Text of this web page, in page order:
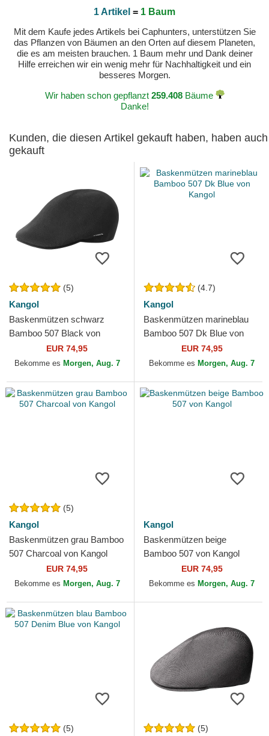
1 Artikel = 1 Baum
Mit dem Kaufe jedes Artikels bei Caphunters, unterstützen Sie
das Pflanzen von Bäumen an den Orten auf diesem Planeten,
die es am meisten brauchen. 1 Baum mehr und Dank deiner
Hilfe erreichen wir ein wenig mehr für Nachhaltigkeit und ein
besseres Morgen.
Wir haben schon gepflanzt 259.408Bäume
Danke!
Kunden, die diesen Artikel gekauft haben, haben auch
gekauft
(5)
Kangol
Baskenmützen schwarz
Bamboo 507 Black von
EUR 74,95
Bekomme es Morgen, Aug. 7
(4.7)
Kangol
Baskenmützen marineblau
Bamboo 507 Dk Blue von
EUR 74,95
Bekomme es Morgen, Aug. 7
(5)
Kangol
Baskenmützen grau Bamboo
507 Charcoal von Kangol
EUR 74,95
Bekomme es Morgen, Aug. 7
Kangol
Baskenmützen beige
Bamboo 507 von Kangol
EUR 74,95
Bekomme es Morgen, Aug. 7
(5) (5)